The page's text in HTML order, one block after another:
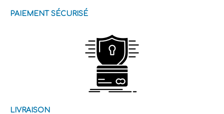
PAIEMENT SÉCURISÉ
LIVRAISON